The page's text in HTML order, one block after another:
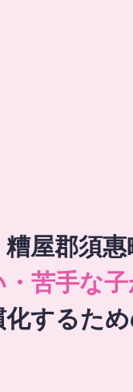
屋郡須惠
苦手な
化するた